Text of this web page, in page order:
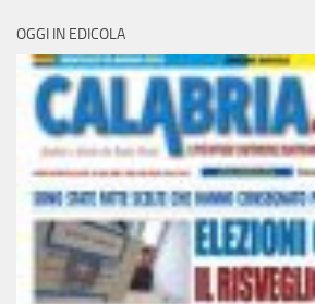
OGGI IN EDICOLA